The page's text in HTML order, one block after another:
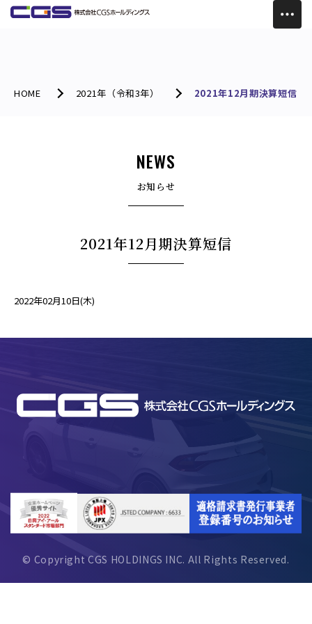
HOME 2021年（令和3年） 2021年12月期決算短信
NEWS
お知らせ
2021年12月期決算短信
2022年02月10日(木)
© Copyright CGS HOLDINGS INC. All Rights Reserved.